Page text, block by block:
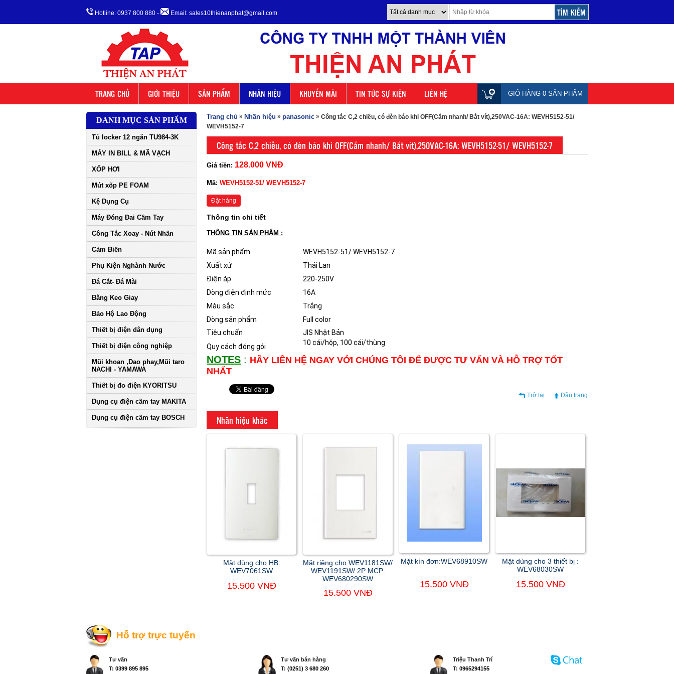
Hotline: 0937 800 880 - Email: sales10thienanphat@gmail.com
TRANG CHỦ GIỚI THIỆU SẢN PHẨM NHÃN HIỆU KHUYẾN MÃI TIN TỨC SỰ KIỆN LIÊN HỆ GIỎ HÀNG 0 SẢN PHẨM
DANH MỤC SẢN PHẨM
Tủ locker 12 ngăn TU984-3K
MÁY IN BILL & MÃ VẠCH
XỐP HƠI
Mút xốp PE FOAM
Kệ Dụng Cụ
Máy Đóng Đai Cầm Tay
Công Tắc Xoay - Nút Nhấn
Cảm Biến
Phụ Kiện Nghành Nước
Đá Cắt- Đá Mài
Băng Keo Giay
Bảo Hộ Lao Động
Thiết bị điện dân dụng
Thiết bị điện công nghiệp
Mũi khoan ,Dao phay,Mũi taro
NACHI - YAMAWA
Thiết bị đo điện KYORITSU
Dụng cụ điện cầm tay MAKITA
Dụng cụ điện cầm tay BOSCH
Trang chủ » Nhãn hiệu » panasonic » Công tắc C,2 chiều, có đèn báo khi OFF(Cắm nhanh/ Bắt vít),250VAC-16A: WEVH5152-51/
WEVH5152-7
Công tắc C,2 chiều, có đèn báo khi OFF(Cắm nhanh/ Bắt vít),250VAC-16A: WEVH5152-51/ WEVH5152-7
Giá tiền: 128.000 VNĐ
Mã: WEVH5152-51/ WEVH5152-7
Đặt hàng
Thông tin chi tiết
THÔNG TIN SẢN PHẨM :
Mã sản phẩm
WEVH5152-51/ WEVH5152-7
Xuất xứ
Thái Lan
Điện áp
220-250V
Dòng điện định mức
16A
Màu sắc
Trắng
Dòng sản phẩm
Full color
Tiêu chuẩn
JIS Nhật Bản
Quy cách đóng gói
10 cái/hộp, 100 cái/thùng
NOTES : HÃY LIÊN HỆ NGAY VỚI CHÚNG TÔI ĐỂ ĐƯỢC TƯ VẤN VÀ HỖ TRỢ TỐT
NHẤT
Trở lại Đầu trang
Nhãn hiệu khác
Mặt dùng cho HB:
WEV7061SW
15.500 VNĐ
Mặt riêng cho WEV1181SW/
WEV1191SW/ 2P MCP:
WEV680290SW
15.500 VNĐ
Mặt kín đơn:WEV68910SW
15.500 VNĐ
Mặt dùng cho 3 thiết bị :
WEV68030SW
15.500 VNĐ
Hỗ trợ trực tuyến
Tư vấn
T: 0399 895 895
Tư vấn bán hàng
T: (0251) 3 680 260
Triệu Thanh Trí
T: 0965294155